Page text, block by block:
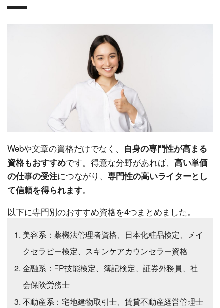
Webや文章の資格だけでなく、
自身の専門性が高まる
資格もおすすめです。得意な分野があれば、 高い単価
の仕事の受注につながり、 専門性の高いライターとし
て信頼を得られます。
以下に専門別のおすすめ資格を4つまとめました。
美容系：薬機法管理者資格、日本化粧品検定、メイ
クセラピー検定、スキンケアカウンセラー資格
金融系：FP技能検定、簿記検定、証券外務員、社
会保険労務士
不動産系：宅地建物取引士、賃貸不動産経営管理士